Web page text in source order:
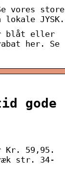
vores store
JYSK.
blåt eller
her. Se
gode
Kr. 59,95.
str. 34-